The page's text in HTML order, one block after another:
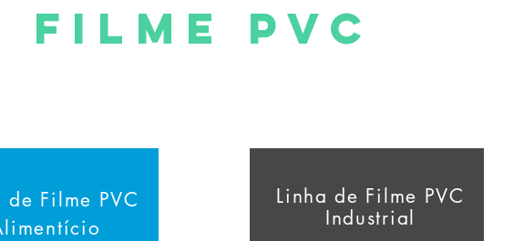
Filme PVC
de Filme PVC
Linha de Filme PVC
Industrial